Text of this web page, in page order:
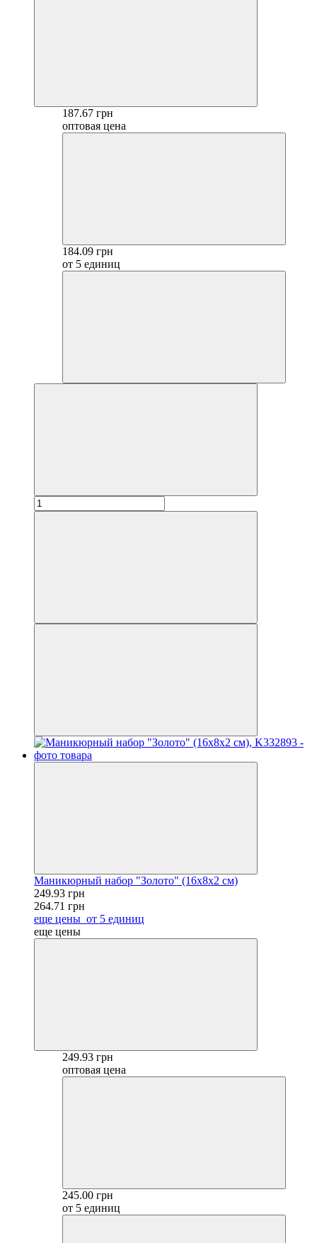
187.67 грн
оптовая цена
184.09 грн
от 5 единиц
Маникюрный набор "Золото" (16х8х2 см)
249.93 грн
264.71 грн
еще цены от 5 единиц
еще цены
249.93 грн
оптовая цена
245.00 грн
от 5 единиц